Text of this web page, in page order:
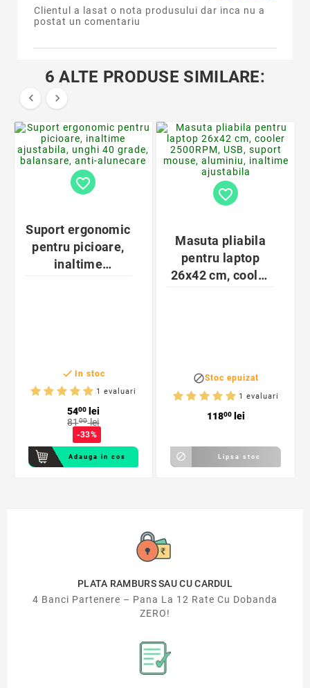
Clientul a lasat o nota produsului dar inca nu a
postat un comentariu
6 ALTE PRODUSE SIMILARE:
 
favorite_border
Suport ergonomic
pentru picioare,
inaltime
 In stoc
1 evaluari
5400lei
8100lei
-33%
Adauga in cos
favorite_border
Masuta pliabila
pentru laptop
26x42 cm, cooler
Stoc epuizat
1 evaluari
11800lei
 Lipsa stoc
PLATA RAMBURS SAU CU CARDUL
4 Banci Partenere – Pana La 12 Rate Cu Dobanda
ZERO!